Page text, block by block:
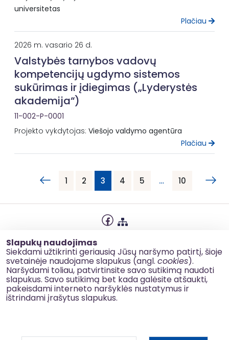
Slapukų naudojimas
Siekdami užtikrinti geriausią Jūsų naršymo patirtį, šioje
svetainėje naudojame slapukus (angl. cookies).
Naršydami toliau, patvirtinsite savo sutikimą naudoti
slapukus. Savo sutikimą bet kada galėsite atšaukti,
pakeisdami interneto naršyklės nustatymus ir
ištrindami įrašytus slapukus.
universitetas
Plačiau
2026 m. vasario 26 d.
Valstybės tarnybos vadovų
kompetencijų ugdymo sistemos
sukūrimas ir įdiegimas („Lyderystės
akademija“)
11-002-P-0001
Projekto vykdytojas: Viešojo valdymo agentūra
Plačiau
1 2 3 4 5 … 10
Slapukų naudojimas
Korupcijos prevencija
Kontaktai